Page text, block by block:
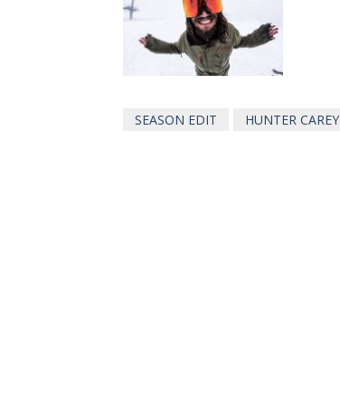
SEASON EDIT HUNTER CAREY